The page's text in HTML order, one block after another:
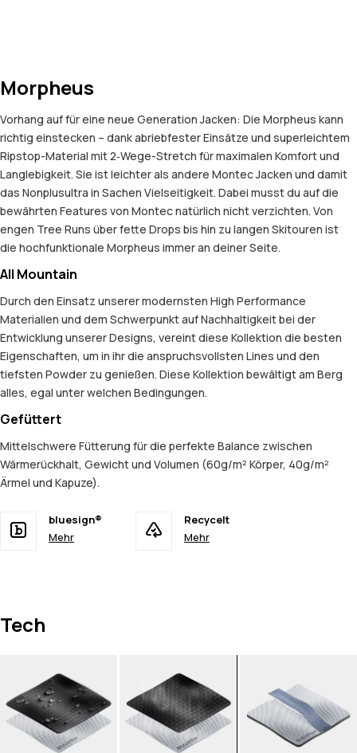
Morpheus
Vorhang auf für eine neue Generation Jacken: Die Morpheus kann
richtig einstecken – dank abriebfester Einsätze und superleichtem
Ripstop-Material mit 2‑Wege-Stretch für maximalen Komfort und
Langlebigkeit. Sie ist leichter als andere Montec Jacken und damit
das Nonplusultra in Sachen Vielseitigkeit. Dabei musst du auf die
bewährten Features von Montec natürlich nicht verzichten. Von
engen Tree Runs über fette Drops bis hin zu langen Skitouren ist
die hochfunktionale Morpheus immer an deiner Seite.
All Mountain
Durch den Einsatz unserer modernsten High Performance
Materialien und dem Schwerpunkt auf Nachhaltigkeit bei der
Entwicklung unserer Designs, vereint diese Kollektion die besten
Eigenschaften, um in ihr die anspruchsvollsten Lines und den
tiefsten Powder zu genießen. Diese Kollektion bewältigt am Berg
alles, egal unter welchen Bedingungen.
Gefüttert
Mittelschwere Fütterung für die perfekte Balance zwischen
Wärmerückhalt, Gewicht und Volumen (60g/m² Körper, 40g/m²
Ärmel und Kapuze).
bluesign®
Mehr
Recycelt
Mehr
Tech